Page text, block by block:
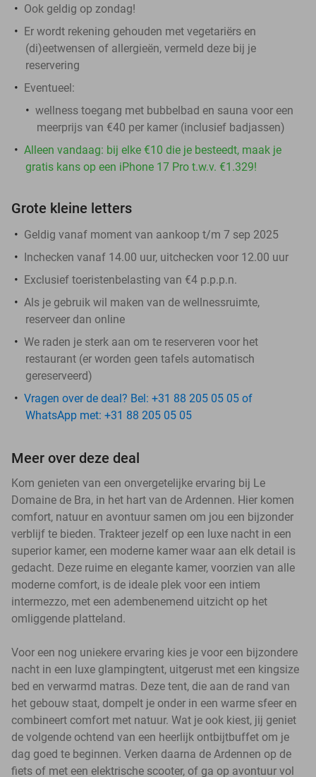
Ook geldig op zondag!
Er wordt rekening gehouden met vegetariërs en
(di)eetwensen of allergieën, vermeld deze bij je
reservering
Eventueel:
wellness toegang met bubbelbad en sauna voor een
meerprijs van €40 per kamer (inclusief badjassen)
Alleen vandaag: bij elke €10 die je besteedt, maak je
gratis kans op een iPhone 17 Pro t.w.v. €1.329!
Grote kleine letters
Geldig vanaf moment van aankoop t/m 7 sep 2025
Inchecken vanaf 14.00 uur, uitchecken voor 12.00 uur
Exclusief toeristenbelasting van €4 p.p.p.n.
Als je gebruik wil maken van de wellnessruimte,
reserveer dan online
We raden je sterk aan om te reserveren voor het
restaurant (er worden geen tafels automatisch
gereserveerd)
Vragen over de deal? Bel: +31 88 205 05 05 of
WhatsApp met: +31 88 205 05 05
Meer over deze deal
Kom genieten van een onvergetelijke ervaring bij Le
Domaine de Bra, in het hart van de Ardennen. Hier komen
comfort, natuur en avontuur samen om jou een bijzonder
verblijf te bieden. Trakteer jezelf op een luxe nacht in een
superior kamer, een moderne kamer waar aan elk detail is
gedacht. Deze ruime en elegante kamer, voorzien van alle
moderne comfort, is de ideale plek voor een intiem
intermezzo, met een adembenemend uitzicht op het
omliggende platteland.
Voor een nog uniekere ervaring kies je voor een bijzondere
nacht in een luxe glampingtent, uitgerust met een kingsize
bed en verwarmd matras. Deze tent, die aan de rand van
het gebouw staat, dompelt je onder in een warme sfeer en
combineert comfort met natuur. Wat je ook kiest, jij geniet
de volgende ochtend van een heerlijk ontbijtbuffet om je
dag goed te beginnen. Verken daarna de Ardennen op de
fiets of met een elektrische scooter, of ga op avontuur vol